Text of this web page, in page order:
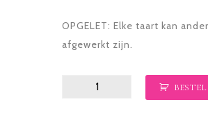
OPGELET: Elke taart kan
afgewerkt zijn.
Cheesecake